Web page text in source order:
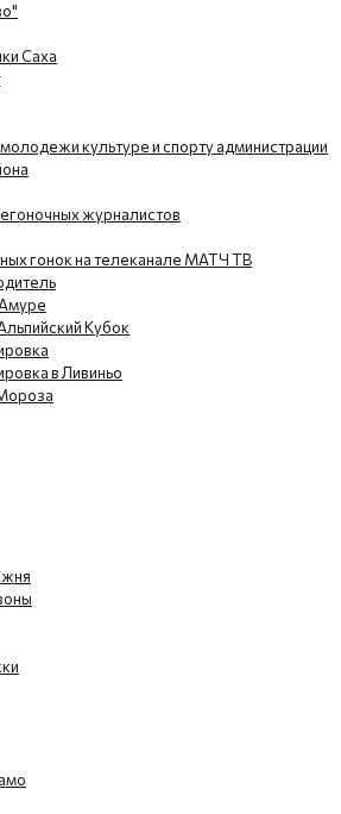
Саха
культуре и спорту администрации
журналистов
гонок на телеканале МАТЧ ТВ
Кубок
в Ливиньо